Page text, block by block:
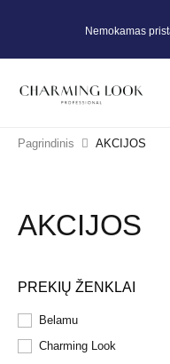
Nemokamas
Pagrindinis AKCIJOS
AKCIJOS
PREKIŲ ŽENKLAI
Belamu
Charming Look